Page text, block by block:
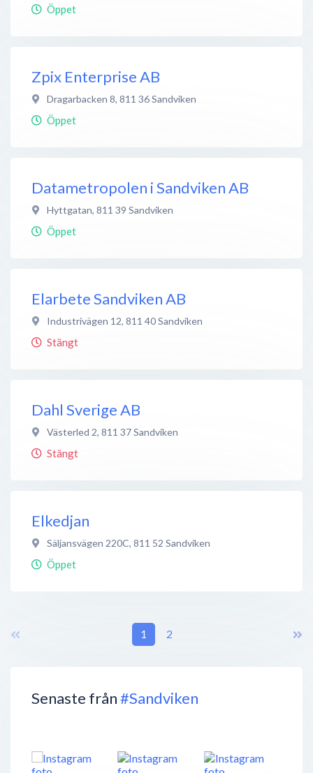
Senaste från#Sandviken
Öppet
Zpix Enterprise AB
Dragarbacken 8, 811 36Sandviken
Öppet
Datametropolen i Sandviken AB
Hyttgatan, 811 39 Sandviken
Öppet
Elarbete Sandviken AB
Industrivägen 12, 811 40Sandviken
Stängt
Dahl Sverige AB
Västerled 2, 811 37Sandviken
Stängt
Elkedjan
Säljansvägen 220C, 811 52 Sandviken
Öppet
1 2